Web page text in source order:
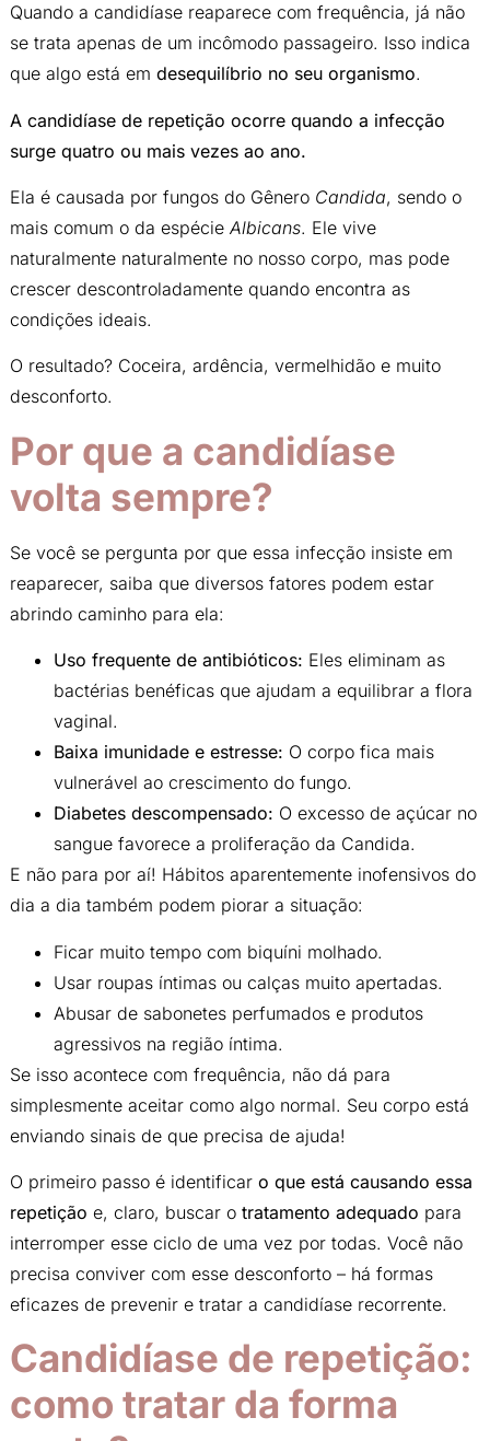
Quando a candidíase reaparece com frequência, já não
se trata apenas de um incômodo passageiro. Isso indica
que algo está em desequilíbrio no seu organismo.
A candidíase de repetição ocorre quando a infecção
surge quatro ou mais vezes ao ano.
Ela é causada por fungos do Gênero Candida, sendo o
mais comum o da espécie Albicans. Ele vive
naturalmente naturalmente no nosso corpo, mas pode
crescer descontroladamente quando encontra as
condições ideais.
O resultado? Coceira, ardência, vermelhidão e muito
desconforto.
Por que a candidíase
volta sempre?
Se você se pergunta por que essa infecção insiste em
reaparecer, saiba que diversos fatores podem estar
abrindo caminho para ela:
Uso frequente de antibióticos: Eles eliminam as
bactérias benéficas que ajudam a equilibrar a flora
vaginal.
Baixa imunidade e estresse: O corpo fica mais
vulnerável ao crescimento do fungo.
Diabetes descompensado: O excesso de açúcar no
sangue favorece a proliferação da Candida.
E não para por aí! Hábitos aparentemente inofensivos do
dia a dia também podem piorar a situação:
Ficar muito tempo com biquíni molhado.
Usar roupas íntimas ou calças muito apertadas.
Abusar de sabonetes perfumados e produtos
agressivos na região íntima.
Se isso acontece com frequência, não dá para
simplesmente aceitar como algo normal. Seu corpo está
enviando sinais de que precisa de ajuda!
O primeiro passo é identificar o que está causando essa
repetição e, claro, buscar o tratamento adequado para
interromper esse ciclo de uma vez por todas. Você não
precisa conviver com esse desconforto – há formas
eficazes de prevenir e tratar a candidíase recorrente.
Candidíase de repetição:
como tratar da forma